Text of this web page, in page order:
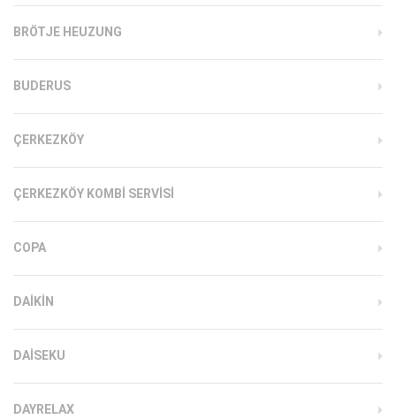
BRÖTJE HEUZUNG
BUDERUS
ÇERKEZKÖY
ÇERKEZKÖY KOMBI SERVISI
COPA
DAIKIN
DAISEKU
DAYRELAX